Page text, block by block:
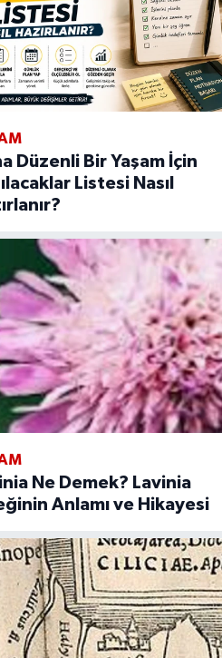
Düzenli Bir Yaşam İçin
Listesi Nasıl
Ne Demek? Lavinia
Anlamı ve Hikayesi